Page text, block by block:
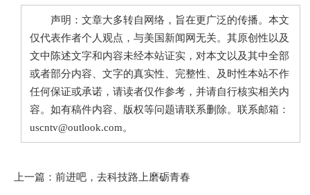
声明：文章大多转自网络，旨在更广泛的传播。本文
仅代表作者个人观点，与美国新闻网无关。其原创性以及
文中陈述文字和内容未经本站证实，对本文以及其中全部
或者部分内容、文字的真实性、完整性、及时性本站不作
任何保证或承诺，请读者仅作参考，并请自行核实相关内
容。如有稿件内容、版权等问题请联系删除。联系邮箱：
uscntv@outlook.com。
上一篇： 前进吧，去科技路上磨砺青春